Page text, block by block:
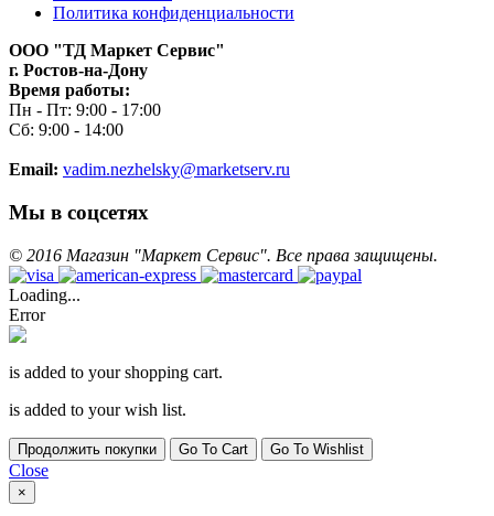
Политика конфиденциальности
ООО "ТД Маркет Сервис"
г. Ростов-на-Дону
Время работы:
Пн - Пт: 9:00 - 17:00
Сб: 9:00 - 14:00
Email: vadim.nezhelsky@marketserv.ru
Мы в соцсетях
© 2016 Магазин "Маркет Сервис". Все права защищены.
Loading...
Error
is added to your shopping cart.
is added to your wish list.
Продолжить покупки Go To Cart Go To Wishlist
Close
×